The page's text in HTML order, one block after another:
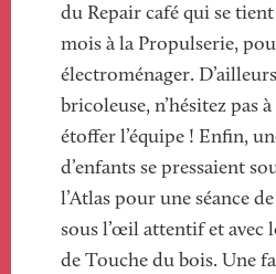
du Repair café qui se tient
mois à la Propulserie,
électroménager.
bricoleuse, n’hésitez pas
étoffer l’équipe ! Enfin,
d’enfants se pressaient
l’Atlas pour une séance
sous l’œil attentif et avec
de Touche du bois. Une